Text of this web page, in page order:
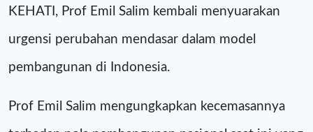
KEHATI, Prof Emil Salim kembali menyuarakan
urgensi perubahan mendasar dalam model
pembangunan di Indonesia.
Prof Emil Salim mengungkapkan kecemasannya